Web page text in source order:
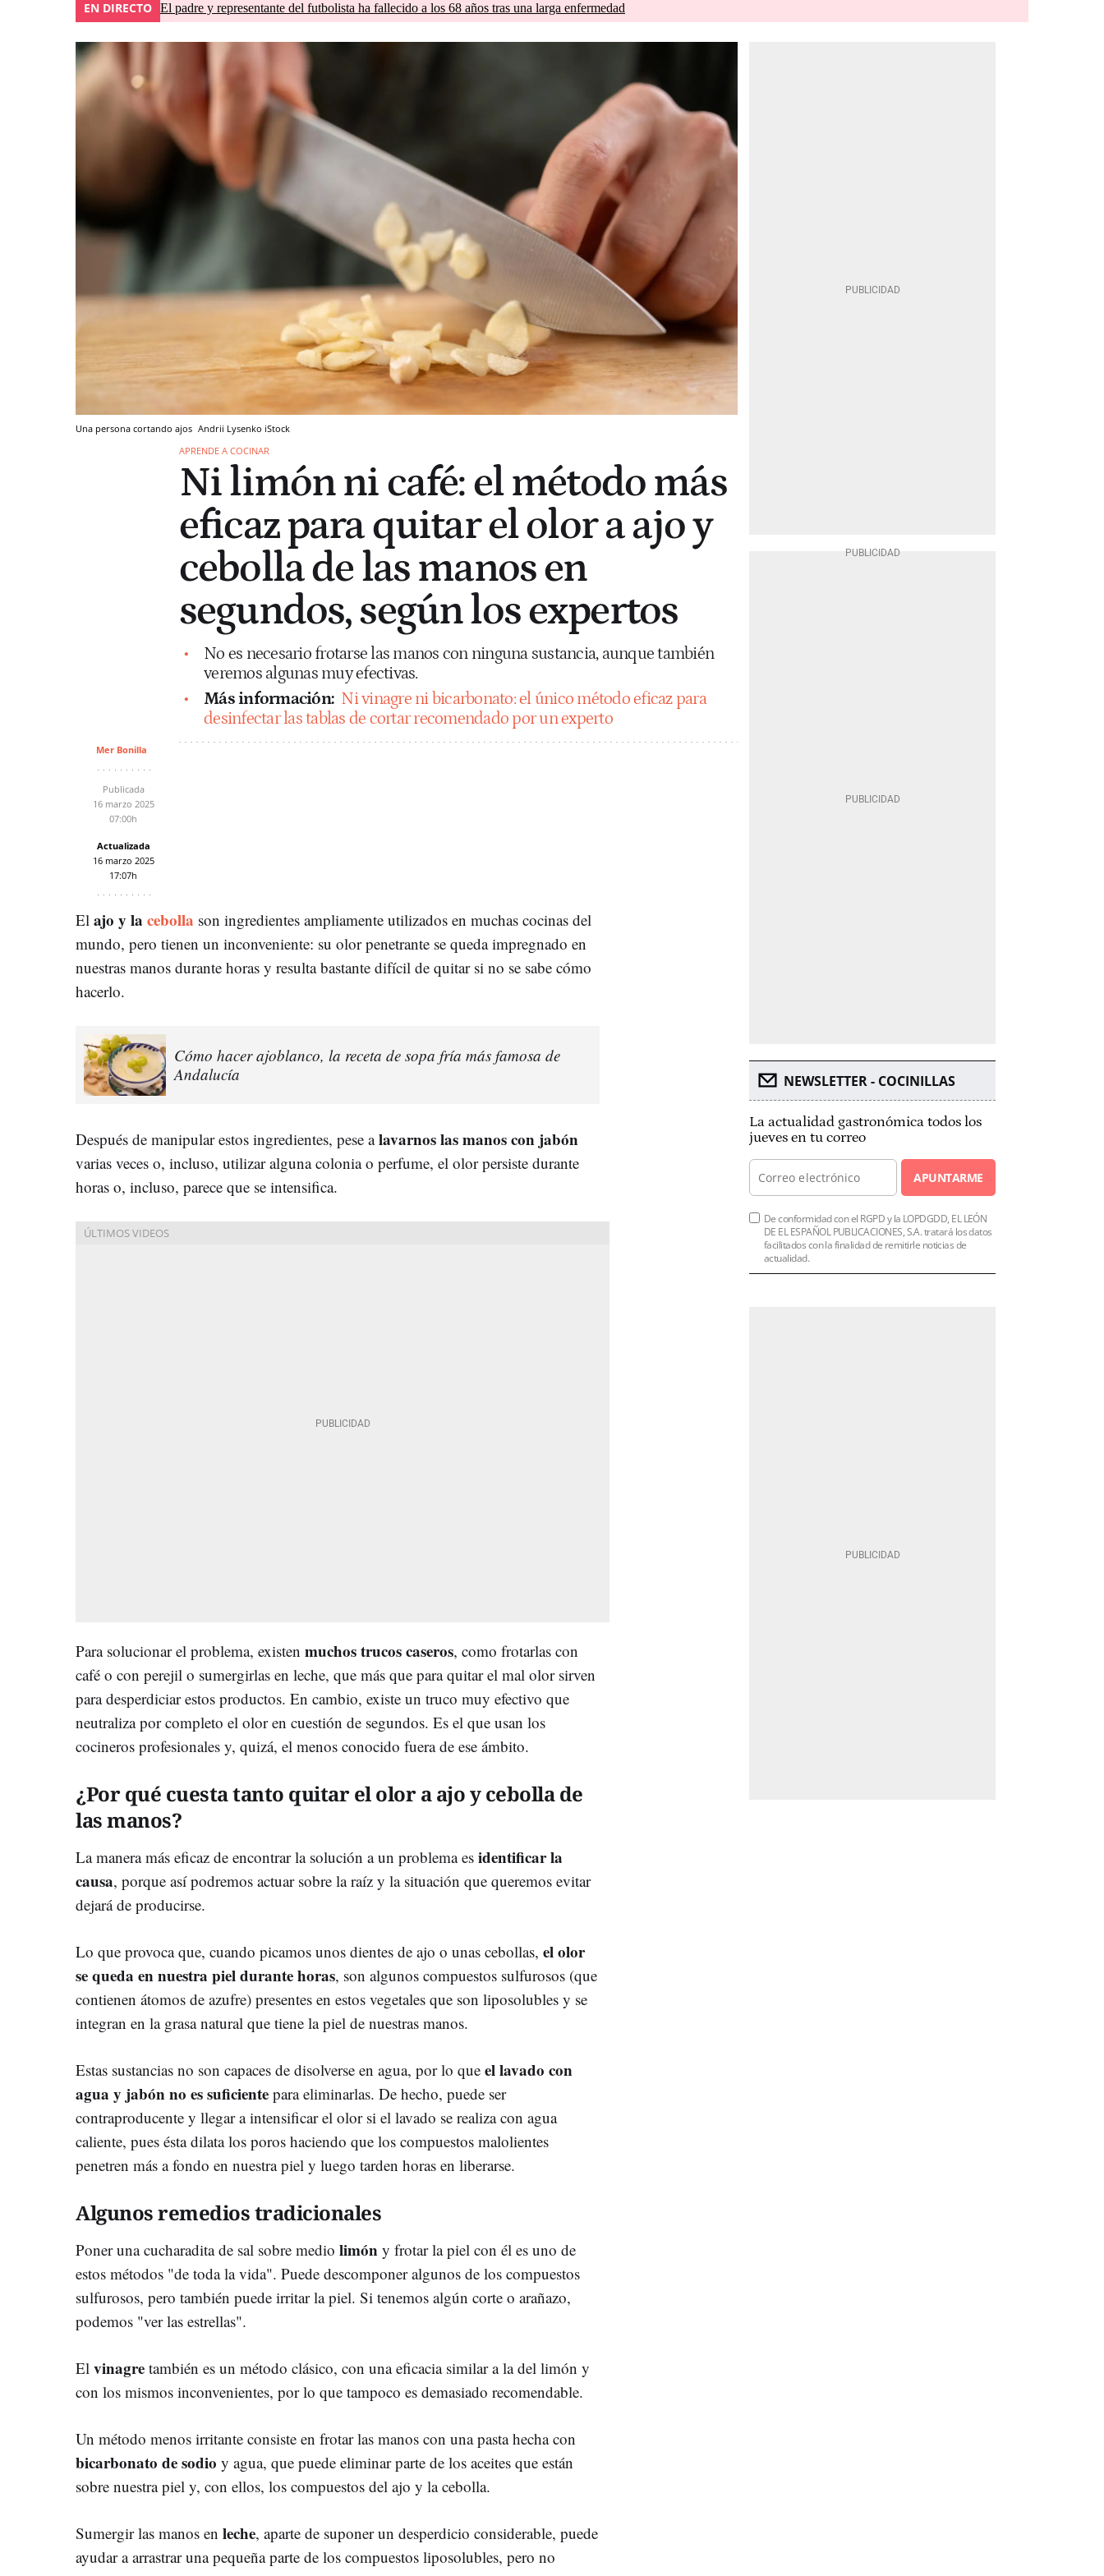
EN DIRECTO El padre y representante del futbolista ha fallecido a los 68 años tras una larga enfermedad
Una persona cortando ajos Andrii Lysenko iStock
APRENDE A COCINAR
Ni limón ni café: el método más
eficaz para quitar el olor a ajo y
cebolla de las manos en
segundos, según los expertos
No es necesario frotarse las manos con ninguna sustancia, aunque también
veremos algunas muy efectivas.
Más información: Ni vinagre ni bicarbonato: el único método eficaz para
desinfectar las tablas de cortar recomendado por un experto
Mer Bonilla
Publicada
16 marzo 2025
07:00h
Actualizada
16 marzo 2025
17:07h
El ajo y la cebolla son ingredientes ampliamente utilizados en muchas cocinas del
mundo, pero tienen un inconveniente: su olor penetrante se queda impregnado en
nuestras manos durante horas y resulta bastante difícil de quitar si no se sabe cómo
hacerlo.
Cómo hacer ajoblanco, la receta de sopa fría más famosa de
Andalucía
Después de manipular estos ingredientes, pese alavarnos las manos con jabón
varias veces o, incluso, utilizar alguna colonia o perfume, el olor persiste durante
horas o, incluso, parece que se intensifica.
Para solucionar el problema, existen muchos trucos caseros, como frotarlas con
café o con perejil o sumergirlas en leche, que más que para quitar el mal olor sirven
para desperdiciar estos productos. En cambio, existe un truco muy efectivo que
neutraliza por completo el olor en cuestión de segundos. Es el que usan los
cocineros profesionales y, quizá, el menos conocido fuera de ese ámbito.
¿Por qué cuesta tanto quitar el olor a ajo y cebolla de
las manos?
La manera más eficaz de encontrar la solución a un problema es identificar la
causa, porque así podremos actuar sobre la raíz y la situación que queremos evitar
dejará de producirse.
Lo que provoca que, cuando picamos unos dientes de ajo o unas cebollas, el olor
se queda en nuestra piel durante horas, son algunos compuestos sulfurosos (que
contienen átomos de azufre) presentes en estos vegetales que son liposolubles y se
integran en la grasa natural que tiene la piel de nuestras manos.
Estas sustancias no son capaces de disolverse en agua, por lo que el lavado con
agua y jabón no es suficiente para eliminarlas. De hecho, puede ser
contraproducente y llegar a intensificar el olor si el lavado se realiza con agua
caliente, pues ésta dilata los poros haciendo que los compuestos malolientes
penetren más a fondo en nuestra piel y luego tarden horas en liberarse.
Algunos remedios tradicionales
Poner una cucharadita de sal sobre medio limón y frotar la piel con él es uno de
estos métodos "de toda la vida". Puede descomponer algunos de los compuestos
sulfurosos, pero también puede irritar la piel. Si tenemos algún corte o arañazo,
podemos "ver las estrellas".
El vinagre también es un método clásico, con una eficacia similar a la del limón y
con los mismos inconvenientes, por lo que tampoco es demasiado recomendable.
Un método menos irritante consiste en frotar las manos con una pasta hecha con
bicarbonato de sodio y agua, que puede eliminar parte de los aceites que están
sobre nuestra piel y, con ellos, los compuestos del ajo y la cebolla.
Sumergir las manos en leche, aparte de suponer un desperdicio considerable, puede
ayudar a arrastrar una pequeña parte de los compuestos liposolubles, pero no
NEWSLETTER - COCINILLAS
La actualidad gastronómica todos los
jueves en tu correo
APUNTARME
De conformidad con el RGPD y la LOPDGDD, EL LEÓN
DE EL ESPAÑOL PUBLICACIONES, S.A. tratará los datos
facilitados con la finalidad de remitirle noticias de
actualidad.